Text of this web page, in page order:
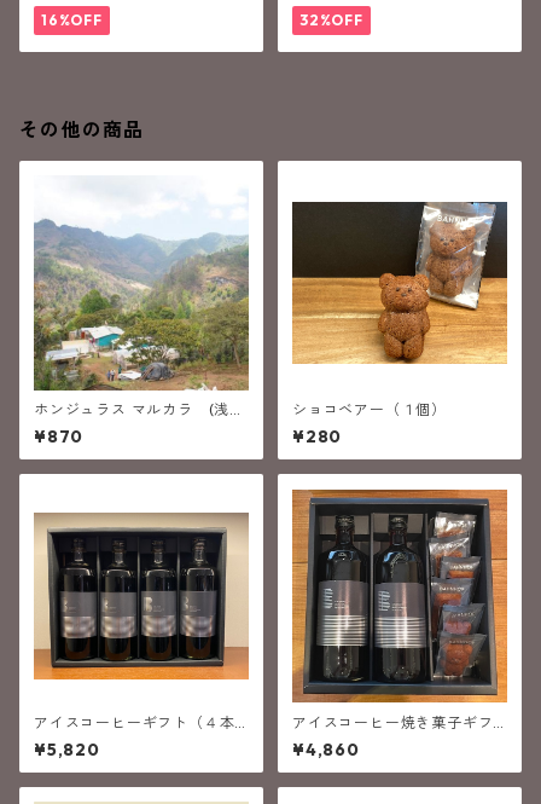
16%OFF 32%OFF
その他の商品
ホンジュラス マルカラ (浅煎
り）
¥870
ショコベアー（１個）
¥280
アイスコーヒーギフト（４本
入）
¥5,820
アイスコーヒー焼き菓子ギフ
ト
¥4,860